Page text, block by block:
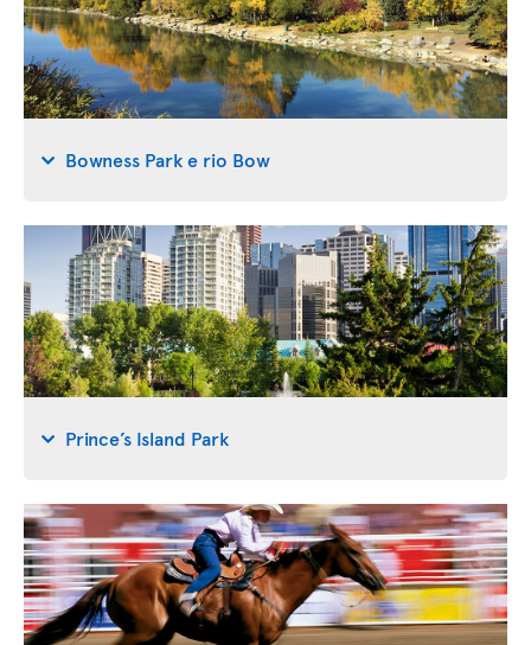
Bowness Park e rio Bow
Prince’s Island Park